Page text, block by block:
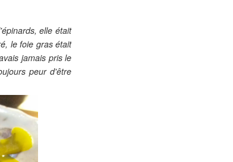
elle était
le foie gras était
jamais pris le
peur d'être